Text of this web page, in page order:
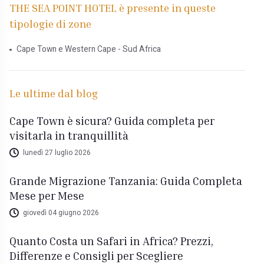
THE SEA POINT HOTEL è presente in queste
tipologie di zone
Cape Town e Western Cape - Sud Africa
Le ultime dal blog
Cape Town è sicura? Guida completa per
visitarla in tranquillità
lunedì 27 luglio 2026
Grande Migrazione Tanzania: Guida Completa
Mese per Mese
giovedì 04 giugno 2026
Quanto Costa un Safari in Africa? Prezzi,
Differenze e Consigli per Scegliere